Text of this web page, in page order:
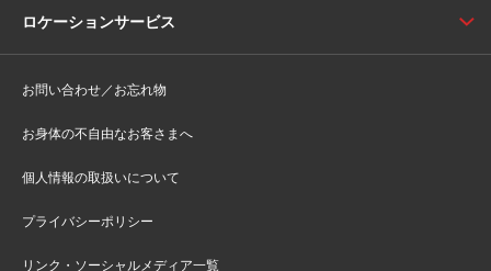
ロケーションサービス
お問い合わせ／お忘れ物
お身体の不自由なお客さまへ
個人情報の取扱いについて
プライバシーポリシー
リンク・ソーシャルメディア一覧